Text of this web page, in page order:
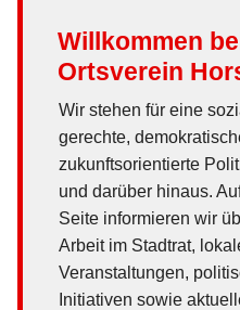
Willkommen
Ortsverein
Wir stehen für eine
gerechte,
zukunftsorientierte
und darüber hinaus.
Seite informieren wir
Arbeit im Stadtrat,
Veranstaltungen,
Initiativen sowie